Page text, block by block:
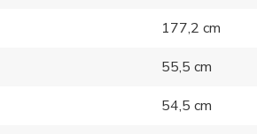
177,2 cm
55,5 cm
54,5 cm